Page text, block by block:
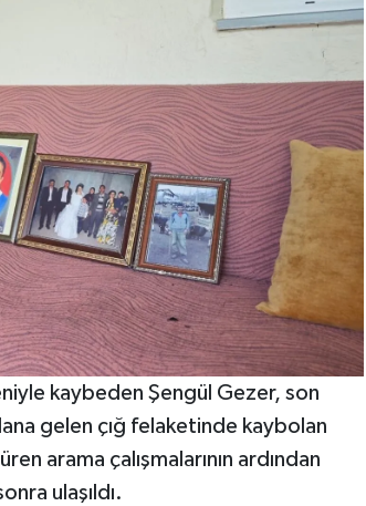
kaybeden Şengül Gezer, son
gelen çığ felaketinde kaybolan
arama çalışmalarının ardından
ulaşıldı.